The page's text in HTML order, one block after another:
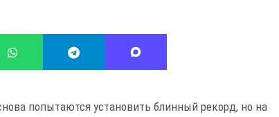
попытаются установить блинный рекорд, но на